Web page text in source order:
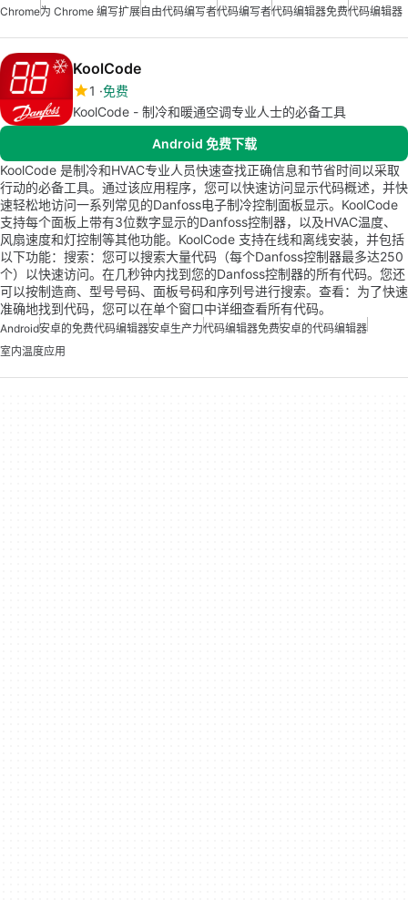
Chrome为 Chrome 编写扩展自由代码编写者代码编写者代码编辑器免费代码编辑器
KoolCode
1 免费
KoolCode - 制冷和暖通空调专业人士的必备工具
Android 免费下载
KoolCode 是制冷和HVAC专业人员快速查找正确信息和节省时间以采取
行动的必备工具。通过该应用程序，您可以快速访问显示代码概述，并快
速轻松地访问一系列常见的Danfoss电子制冷控制面板显示。KoolCode
支持每个面板上带有3位数字显示的Danfoss控制器，以及HVAC温度、
风扇速度和灯控制等其他功能。KoolCode 支持在线和离线安装，并包括
以下功能：搜索：您可以搜索大量代码（每个Danfoss控制器最多达250
个）以快速访问。在几秒钟内找到您的Danfoss控制器的所有代码。您还
可以按制造商、型号号码、面板号码和序列号进行搜索。查看：为了快速
准确地找到代码，您可以在单个窗口中详细查看所有代码。
Android安卓的免费代码编辑器安卓生产力代码编辑器免费安卓的代码编辑器
室内温度应用